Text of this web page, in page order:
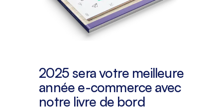
2025 sera votre meilleure
année e-commerce avec
notre livre de bord